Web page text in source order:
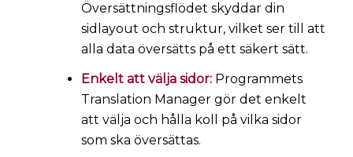
Översättningsflödet skyddar din
sidlayout och struktur, vilket ser till att
alla data översätts på ett säkert sätt.
Enkelt att välja sidor:Programmets
Translation Manager gör det enkelt
att välja och hålla koll på vilka sidor
som ska översättas.